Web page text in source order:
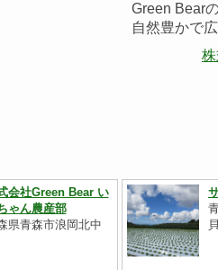
Green Bear
自然豊かで
会社Green Bear い
ゃん農産部
県青森市浪岡北中